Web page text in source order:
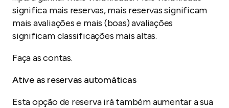
significa mais reservas, mais reservas significam
mais avaliações e mais (boas) avaliações
significam classificações mais altas.
Faça as contas.
Ative as reservas automáticas
Esta opção de reserva irá também aumentar a sua